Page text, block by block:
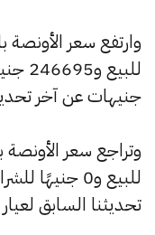
جنيهات عن آخر تحديث
تحديثنا السابق